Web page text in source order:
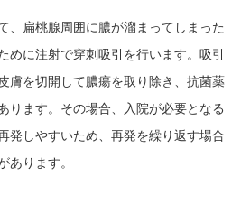
、扁桃腺周囲に膿が溜まってしまった
めに注射で穿刺吸引を行います。吸引
膚を切開して膿瘍を取り除き、抗菌薬
ります。その場合、入院が必要となる
発しやすいため、再発を繰り返す場合
あります。